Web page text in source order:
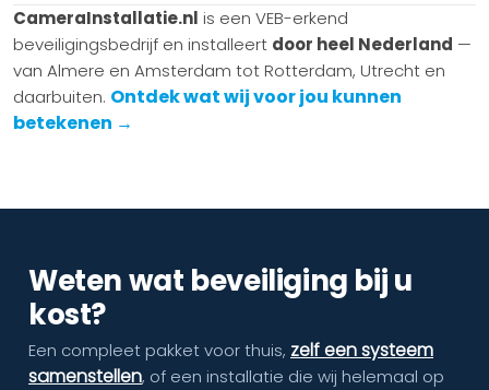
CameraInstallatie.nl is een VEB-erkend
beveiligingsbedrijf en installeert door heel Nederland —
van Almere en Amsterdam tot Rotterdam, Utrecht en
daarbuiten. Ontdek wat wij voor jou kunnen
betekenen →
Weten wat beveiliging bij u
kost?
Een compleet pakket voor thuis, zelf een systeem
samenstellen, of een installatie die wij helemaal op